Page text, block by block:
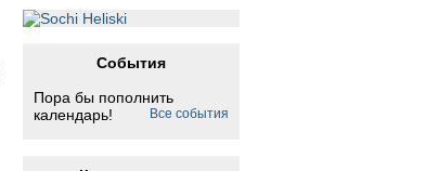
События
Пора бы пополнить
календарь!
Все события